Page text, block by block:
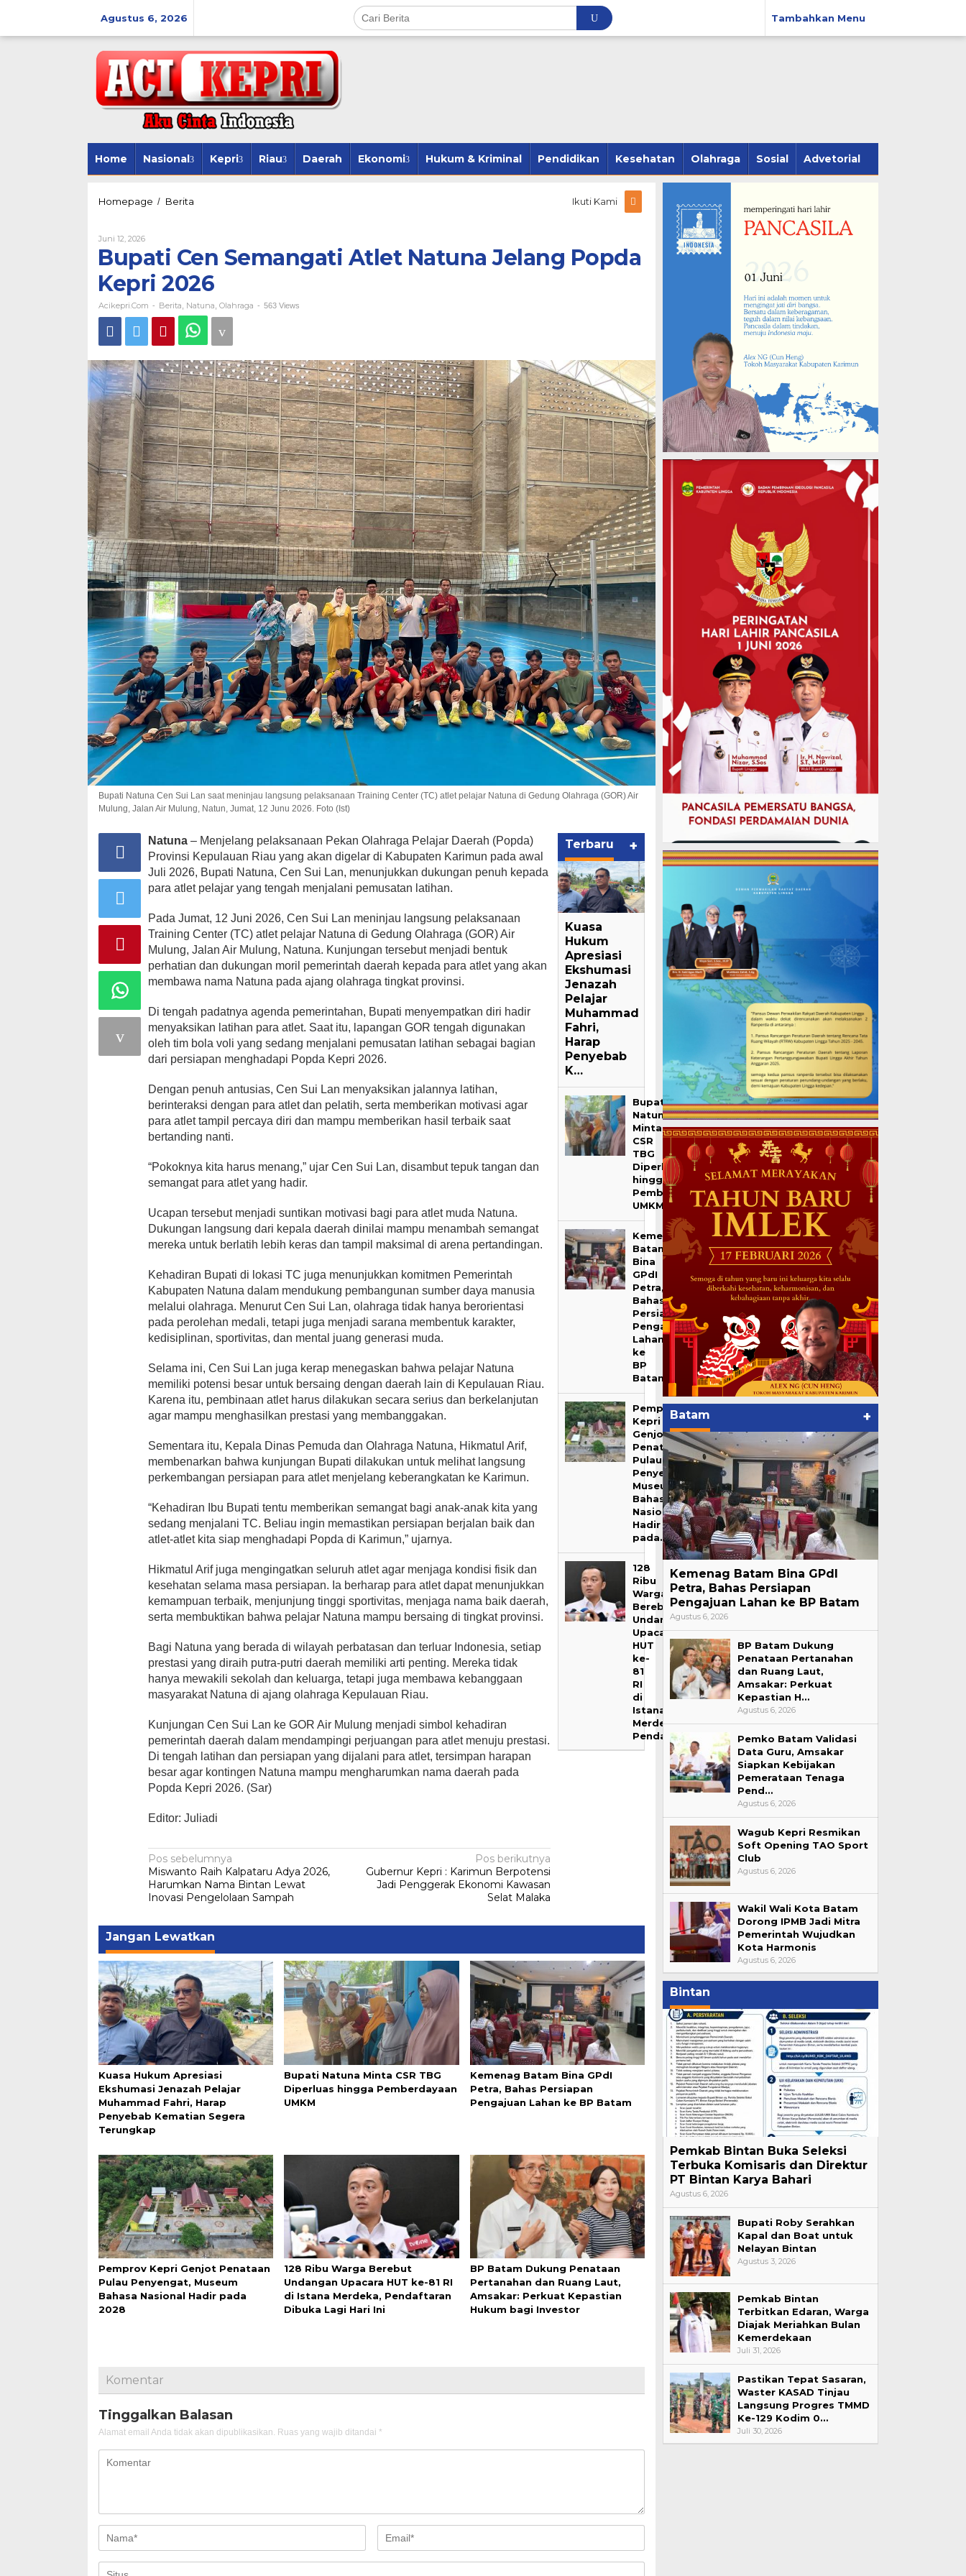
Agustus 6, 2026 Tambahkan Menu
Home Nasional Kepri Riau Daerah Ekonomi Hukum & Kriminal Pendidikan Kesehatan Olahraga Sosial Advetorial
Homepage / Berita
Natuna
Jelang
Popda
Kepri
2026
Ikuti Kami
Juni 12, 2026Oleh
Acikepri.com
Bupati Cen Semangati Atlet Natuna Jelang Popda
Kepri 2026
Acikepri.com - Berita Natuna Olahraga - 563 Views
Bupati Natuna Cen Sui Lan saat meninjau langsung pelaksanaan Training Center (TC) atlet pelajar Natuna di Gedung Olahraga (GOR) Air
Mulung, Jalan Air Mulung, Natun, Jumat, 12 Junu 2026. Foto (Ist)
Natuna – Menjelang pelaksanaan Pekan Olahraga Pelajar Daerah (Popda)
Provinsi Kepulauan Riau yang akan digelar di Kabupaten Karimun pada awal
Juli 2026, Bupati Natuna, Cen Sui Lan, menunjukkan dukungan penuh kepada
para atlet pelajar yang tengah menjalani pemusatan latihan.
Pada Jumat, 12 Juni 2026, Cen Sui Lan meninjau langsung pelaksanaan
Training Center (TC) atlet pelajar Natuna di Gedung Olahraga (GOR) Air
Mulung, Jalan Air Mulung, Natuna. Kunjungan tersebut menjadi bentuk
perhatian dan dukungan moril pemerintah daerah kepada para atlet yang akan
membawa nama Natuna pada ajang olahraga tingkat provinsi.
Di tengah padatnya agenda pemerintahan, Bupati menyempatkan diri hadir
menyaksikan latihan para atlet. Saat itu, lapangan GOR tengah digunakan
oleh tim bola voli yang sedang menjalani pemusatan latihan sebagai bagian
dari persiapan menghadapi Popda Kepri 2026.
Dengan penuh antusias, Cen Sui Lan menyaksikan jalannya latihan,
berinteraksi dengan para atlet dan pelatih, serta memberikan motivasi agar
para atlet tampil percaya diri dan mampu memberikan hasil terbaik saat
bertanding nanti.
“Pokoknya kita harus menang,” ujar Cen Sui Lan, disambut tepuk tangan dan
semangat para atlet yang hadir.
Ucapan tersebut menjadi suntikan motivasi bagi para atlet muda Natuna.
Dukungan langsung dari kepala daerah dinilai mampu menambah semangat
mereka untuk berlatih lebih keras dan tampil maksimal di arena pertandingan.
Kehadiran Bupati di lokasi TC juga menunjukkan komitmen Pemerintah
Kabupaten Natuna dalam mendukung pembangunan sumber daya manusia
melalui olahraga. Menurut Cen Sui Lan, olahraga tidak hanya berorientasi
pada perolehan medali, tetapi juga menjadi sarana membentuk karakter,
kedisiplinan, sportivitas, dan mental juang generasi muda.
Selama ini, Cen Sui Lan juga kerap menegaskan bahwa pelajar Natuna
memiliki potensi besar untuk bersaing dengan daerah lain di Kepulauan Riau.
Karena itu, pembinaan atlet harus dilakukan secara serius dan berkelanjutan
agar mampu menghasilkan prestasi yang membanggakan.
Sementara itu, Kepala Dinas Pemuda dan Olahraga Natuna, Hikmatul Arif,
membenarkan bahwa kunjungan Bupati dilakukan untuk melihat langsung
perkembangan persiapan para atlet menjelang keberangkatan ke Karimun.
“Kehadiran Ibu Bupati tentu memberikan semangat bagi anak-anak kita yang
sedang menjalani TC. Beliau ingin memastikan persiapan berjalan baik dan
atlet-atlet kita siap menghadapi Popda di Karimun,” ujarnya.
Hikmatul Arif juga mengingatkan seluruh atlet agar menjaga kondisi fisik dan
kesehatan selama masa persiapan. Ia berharap para atlet dapat menunjukkan
kemampuan terbaik, menjunjung tinggi sportivitas, menjaga nama baik daerah,
serta membuktikan bahwa pelajar Natuna mampu bersaing di tingkat provinsi.
Bagi Natuna yang berada di wilayah perbatasan dan terluar Indonesia, setiap
prestasi yang diraih putra-putri daerah memiliki arti penting. Mereka tidak
hanya mewakili sekolah dan keluarga, tetapi juga membawa kebanggaan
masyarakat Natuna di ajang olahraga Kepulauan Riau.
Kunjungan Cen Sui Lan ke GOR Air Mulung menjadi simbol kehadiran
pemerintah daerah dalam mendampingi perjuangan para atlet menuju prestasi.
Di tengah latihan dan persiapan yang dijalani para atlet, tersimpan harapan
besar agar kontingen Natuna mampu mengharumkan nama daerah pada
Popda Kepri 2026. (Sar)
Editor: Juliadi
Navigasi
pos
Pos sebelumnya
Miswanto Raih Kalpataru Adya 2026,
Harumkan Nama Bintan Lewat
Inovasi Pengelolaan Sampah
Pos berikutnya
Gubernur Kepri : Karimun Berpotensi
Jadi Penggerak Ekonomi Kawasan
Selat Malaka
Terbaru +
Kuasa
Hukum
Apresiasi
Ekshumasi
Jenazah
Pelajar
Muhammad
Fahri,
Harap
Penyebab
K…
Bupati
Natuna
Minta
CSR
TBG
Diperluas
hingga
Pemberdayaan
UMKM
Kemenag
Batam
Bina
GPdI
Petra,
Bahas
Persiapan
Pengajuan
Lahan
ke
BP
Batam
Pemprov
Kepri
Genjot
Penataan
Pulau
Penyengat,
Museum
Bahasa
Nasional
Hadir
pada…
128
Ribu
Warga
Berebut
Undangan
Upacara
HUT
ke-
81
RI
di
Istana
Merdeka,
Pendafta…
Jangan Lewatkan
Kuasa Hukum Apresiasi
Ekshumasi Jenazah Pelajar
Muhammad Fahri, Harap
Penyebab Kematian Segera
Terungkap
Bupati Natuna Minta CSR TBG
Diperluas hingga Pemberdayaan
UMKM
Kemenag Batam Bina GPdI
Petra, Bahas Persiapan
Pengajuan Lahan ke BP Batam
Pemprov Kepri Genjot Penataan
Pulau Penyengat, Museum
Bahasa Nasional Hadir pada
2028
128 Ribu Warga Berebut
Undangan Upacara HUT ke-81 RI
di Istana Merdeka, Pendaftaran
Dibuka Lagi Hari Ini
BP Batam Dukung Penataan
Pertanahan dan Ruang Laut,
Amsakar: Perkuat Kepastian
Hukum bagi Investor
Komentar
Tinggalkan Balasan
Alamat email Anda tidak akan dipublikasikan. Ruas yang wajib ditandai *
Batam +
Kemenag Batam Bina GPdI
Petra, Bahas Persiapan
Pengajuan Lahan ke BP Batam
Agustus 6, 2026
BP Batam Dukung
Penataan Pertanahan
dan Ruang Laut,
Amsakar: Perkuat
Kepastian H…
Agustus 6, 2026
Pemko Batam Validasi
Data Guru, Amsakar
Siapkan Kebijakan
Pemerataan Tenaga
Pend…
Agustus 6, 2026
Wagub Kepri Resmikan
Soft Opening TAO Sport
Club
Agustus 6, 2026
Wakil Wali Kota Batam
Dorong IPMB Jadi Mitra
Pemerintah Wujudkan
Kota Harmonis
Agustus 6, 2026
Bintan
Pemkab Bintan Buka Seleksi
Terbuka Komisaris dan Direktur
PT Bintan Karya Bahari
Agustus 6, 2026
Bupati Roby Serahkan
Kapal dan Boat untuk
Nelayan Bintan
Agustus 3, 2026
Pemkab Bintan
Terbitkan Edaran, Warga
Diajak Meriahkan Bulan
Kemerdekaan
Juli 31, 2026
Pastikan Tepat Sasaran,
Waster KASAD Tinjau
Langsung Progres TMMD
Ke-129 Kodim 0…
Juli 30, 2026